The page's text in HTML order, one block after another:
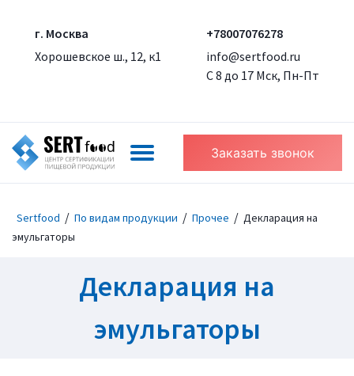
г. Москва
Хорошевское ш., 12, к1
+78007076278
info@sertfood.ru
С 8 до 17 Мск, Пн-Пт
Заказать звонок
Sertfood / По видам продукции / Прочее / Декларация на
эмульгаторы
Декларация на
эмульгаторы